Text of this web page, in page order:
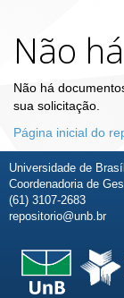
Não
Não há
sua solicitação.
Página inicial do
Universidade de
Coordenadoria de
(61) 3107-2683
repositorio@unb.br